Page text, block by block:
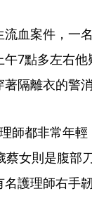
流血案件，一
7點多左右
隔離衣的警消
師都非常年
蔡女則是腹部
護理師右手